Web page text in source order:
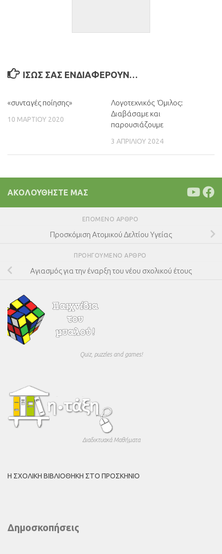
ΊΣΩΣ ΣΑΣ ΕΝΔΙΑΦΈΡΟΥΝ…
«συνταγές ποίησης»
10 ΜΑΡΤΊΟΥ 2020
Λογοτεχνικός Όμιλος:
Διαβάσαμε και
παρουσιάζουμε
3 ΑΠΡΙΛΊΟΥ 2024
ΑΚΟΛΟΥΘΉΣΤΕ ΜΑΣ
ΕΠΌΜΕΝΟ ΆΡΘΡΟ
Προσκόμιση Ατομικού Δελτίου Υγείας
ΠΡΟΗΓΟΎΜΕΝΟ ΆΡΘΡΟ
Αγιασμός για την έναρξη του νέου σχολικού έτους
Quiz, puzzles and games!
Διαδικτυακά Μαθήματα
Η ΣΧΟΛΙΚΉ ΒΙΒΛΙΟΘΉΚΗ ΣΤΟ ΠΡΟΣΚΉΝΙΟ
Δημοσκοπήσεις